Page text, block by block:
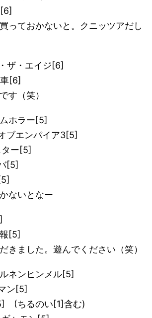
っておかないと。クニッツアだし
ザ・エイジ[6]
[6]
す（笑）
ホラー[5]
エンパイア3[5]
ー[5]
[5]
ないとなー
[5]
きました。遊んでください（笑）
ネンヒンメル[5]
ン[5]
ちるのい[1]含む)